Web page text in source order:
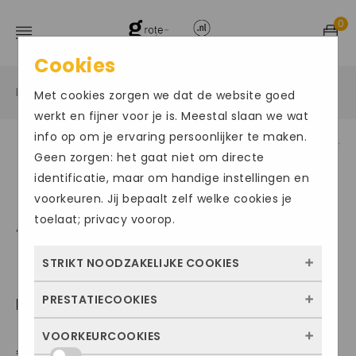
0
Home / Grote maten damesschoenen / Sneakers
REMONTE407
Cookies
Met cookies zorgen we dat de website goed
werkt en fijner voor je is. Meestal slaan we wat
info op om je ervaring persoonlijker te maken.
Geen zorgen: het gaat niet om directe
identificatie, maar om handige instellingen en
voorkeuren. Jij bepaalt zelf welke cookies je
toelaat; privacy voorop.
STRIKT NOODZAKELIJKE COOKIES
Deze cookies zorgen ervoor dat de website
kunnen niet worden uitgezet. Meestal
PRESTATIECOOKIES
Met deze cookies zien we hoe vaak onze
VOORKEURCOOKIES